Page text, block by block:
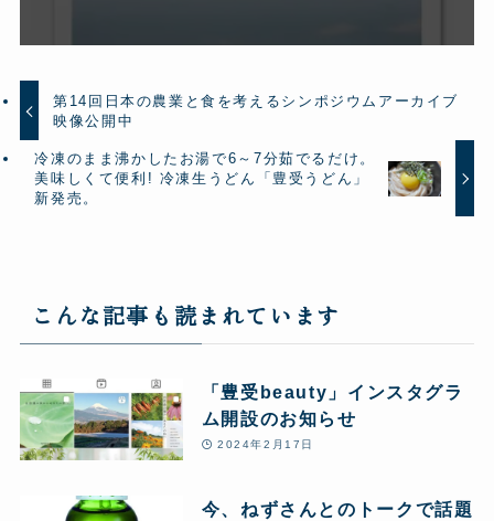
第14回日本の農業と食を考えるシンポジウムアーカイブ
映像公開中
冷凍のまま沸かしたお湯で6～7分茹でるだけ。
美味しくて便利! 冷凍生うどん「豊受うどん」
新発売。
こんな記事も読まれています
「豊受beauty」インスタグラ
ム開設のお知らせ
2024年2月17日
今、ねずさんとのトークで話題